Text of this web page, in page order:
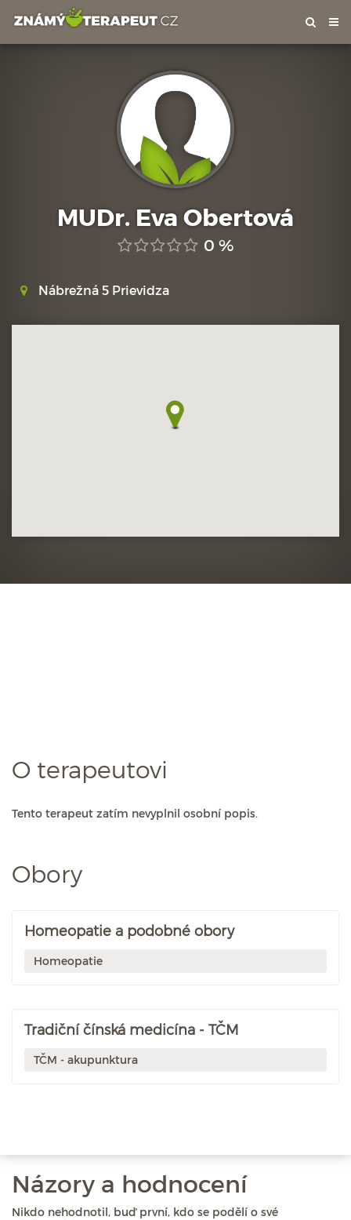
MUDr. Eva Obertová
0 %
Nábrežná 5 Prievidza
O terapeutovi
Tento terapeut zatím nevyplnil osobní popis.
Obory
Homeopatie a podobné obory
Homeopatie
Tradiční čínská medicína - TČM
TČM - akupunktura
Názory a hodnocení
Nikdo nehodnotil, buď první, kdo se podělí o své